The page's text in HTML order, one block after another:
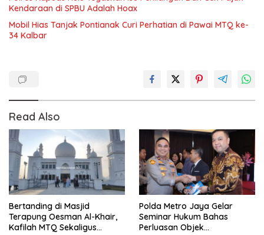
Kendaraan di SPBU Adalah Hoax
Mobil Hias Tanjak Pontianak Curi Perhatian di Pawai MTQ ke-
34 Kalbar
Read Also
Bertanding di Masjid
Terapung Oesman Al-Khair,
Kafilah MTQ Sekaligus
Polda Metro Jaya Gelar
Seminar Hukum Bahas
Perluasan Objek